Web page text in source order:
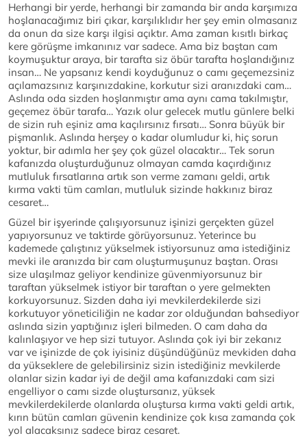
Herhangi bir yerde, herhangi bir zamanda bir anda karşımıza
hoşlanacağımız biri çıkar, karşılıklıdır her şey emin olmasanız
da onun da size karşı ilgisi açıktır. Ama zaman kısıtlı birkaç
kere görüşme imkanınız var sadece. Ama biz baştan cam
koymuşuktur araya, bir tarafta siz öbür tarafta hoşlandığınız
insan… Ne yapsanız kendi koyduğunuz o camı geçemezsiniz
açılamazsınız karşınızdakine, korkutur sizi aranızdaki cam…
Aslında oda sizden hoşlanmıştır ama aynı cama takılmıştır,
geçemez öbür tarafa… Yazık olur gelecek mutlu günlere belki
de sizin ruh eşiniz ama kaçılırsınız fırsatı… Sonra büyük bir
pişmanlık. Aslında herşey o kadar olumludur ki, hiç sorun
yoktur, bir adımla her şey çok güzel olacaktır… Tek sorun
kafanızda oluşturduğunuz olmayan camda kaçırdığınız
mutluluk fırsatlarına artık son verme zamanı geldi, artık
kırma vakti tüm camları, mutluluk sizinde hakkınız biraz
cesaret…
Güzel bir işyerinde çalışıyorsunuz işinizi gerçekten güzel
yapıyorsunuz ve taktirde görüyorsunuz. Yeterince bu
kademede çalıştınız yükselmek istiyorsunuz ama istediğiniz
mevki ile aranızda bir cam oluşturmuşunuz baştan. Orası
size ulaşılmaz geliyor kendinize güvenmiyorsunuz bir
taraftan yükselmek istiyor bir taraftan o yere gelmekten
korkuyorsunuz. Sizden daha iyi mevkilerdekilerde sizi
korkutuyor yöneticiliğin ne kadar zor olduğundan bahsediyor
aslında sizin yaptığınız işleri bilmeden. O cam daha da
kalınlaşıyor ve hep sizi tutuyor. Aslında çok iyi bir zekanız
var ve işinizde de çok iyisiniz düşündüğünüz mevkiden daha
da yükseklere de gelebilirsiniz sizin istediğiniz mevkilerde
olanlar sizin kadar iyi de değil ama kafanızdaki cam sizi
engelliyor o camı sizde oluştursanız, yüksek
mevkilerdekilerde olanlarda oluştursa kırma vakti geldi artık,
kırın bütün camları güvenin kendinize çok kısa zamanda çok
yol alacaksınız sadece biraz cesaret.